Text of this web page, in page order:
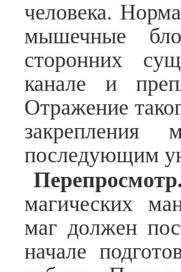
человека.
мышечные
сторонних
канале и
Отражение
закрепления
последующим
магических
маг должен
начале